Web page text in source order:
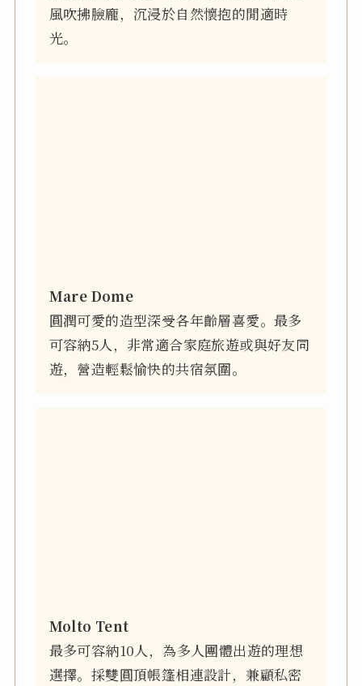
風吹拂臉龐，沉浸於自然懷抱的閒適時
光。
Mare Dome
圓潤可愛的造型深受各年齡層喜愛。最多
可容納5人，非常適合家庭旅遊或與好友同
遊，營造輕鬆愉快的共宿氛圍。
Molto Tent
最多可容納10人，為多人團體出遊的理想
選擇。採雙圓頂帳篷相連設計，兼顧私密